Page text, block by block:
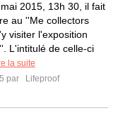
2015, 13h 30, il fait
au ''Me collectors
visiter l'exposition
L'intitulé de celle-ci
la suite
par
Lifeproof